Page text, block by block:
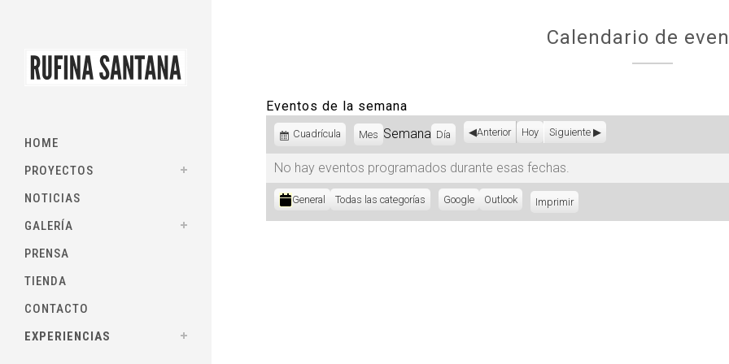
HOME
PROYECTOS
NOTICIAS
GALERÍA
PRENSA
TIENDA
CONTACTO
EXPERIENCIAS
Calendario de
Eventos de la semana
Ver
Cuadrícula Mes Semana Día Anterior Hoy Siguiente
No hay eventos programados durante esas fechas.
Categorías
General Todas las categorías
Subscribe
Google
Subscribe
Outlook ImprimirVistas